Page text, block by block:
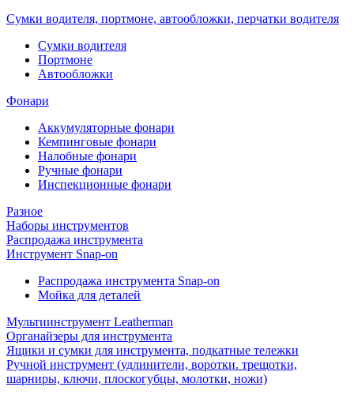
Сумки водителя, портмоне, автообложки, перчатки водителя
Cумки водителя
Портмоне
Автообложки
Фонари
Аккумуляторные фонари
Кемпинговые фонари
Налобные фонари
Ручные фонари
Инспекционные фонари
Разное
Наборы инструментов
Распродажа инструмента
Инструмент Snap-on
Распродажа инструмента Snap-on
Мойка для деталей
Мультиинструмент Leatherman
Органайзеры для инструмента
Ящики и сумки для инструмента, подкатные тележки
Ручной инструмент (удлинители, воротки. трещотки,
шарниры, ключи, плоскогубцы, молотки, ножи)